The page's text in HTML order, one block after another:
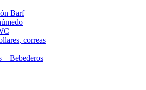
Barf
correas
– Bebederos